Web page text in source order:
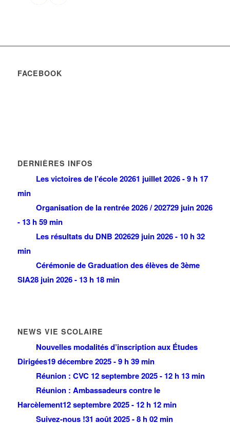
FACEBOOK
DERNIÈRES INFOS
Les victoires de l’école 20261 juillet 2026 - 9 h 17
min
Organisation de la rentrée 2026 / 202729 juin 2026
- 13 h 59 min
Les résultats du DNB 202629 juin 2026 - 10 h 32
min
Cérémonie de Graduation des élèves de 3ème
SIA28 juin 2026 - 13 h 18 min
NEWS VIE SCOLAIRE
Nouvelles modalités d’inscription aux Études
Dirigées19 décembre 2025 - 9 h 39 min
Réunion : CVC 12 septembre 2025 - 12 h 13 min
Réunion : Ambassadeurs contre le
Harcèlement12 septembre 2025 - 12 h 12 min
Suivez-nous !31 août 2025 - 8 h 02 min